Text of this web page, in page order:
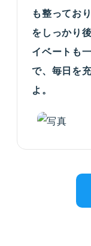
も整ってお
をしっかり
イベートも
で、毎日を
よ。